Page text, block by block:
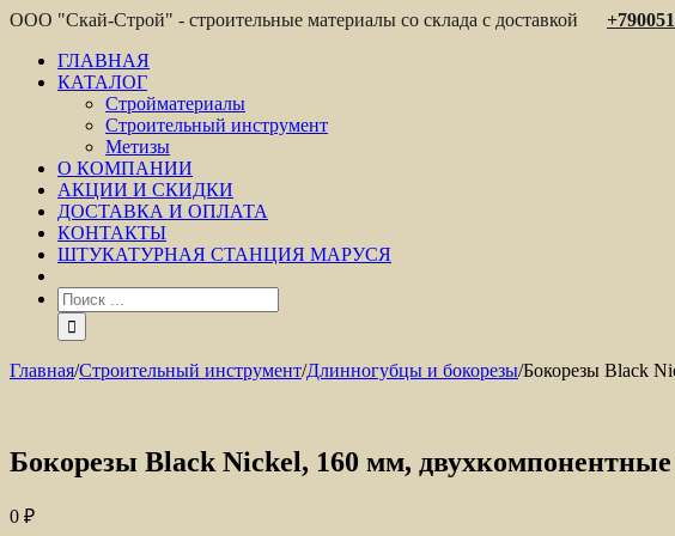
ООО "Скай-Строй" - строительные материалы со склада с доставкой
ГЛАВНАЯ
КАТАЛОГ
Стройматериалы
Строительный инструмент
Метизы
О КОМПАНИИ
АКЦИИ И СКИДКИ
ДОСТАВКА И ОПЛАТА
КОНТАКТЫ
ШТУКАТУРНАЯ СТАНЦИЯ МАРУСЯ
Главная/Строительный инструмент/Длинногубцы и бокорезы/Бокорезы Black
Бокорезы Black Nickel, 160 мм,
0 ₽